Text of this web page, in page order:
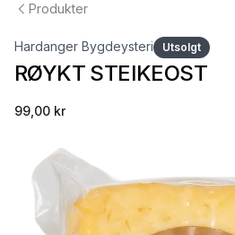
Produkter
Hardanger Bygdeysteri Utsolgt
RØYKT STEIKEOST
99,00 kr